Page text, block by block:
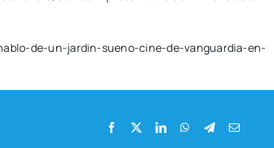
de-un-jardin-sueno-cine-de-vanguardia-en-